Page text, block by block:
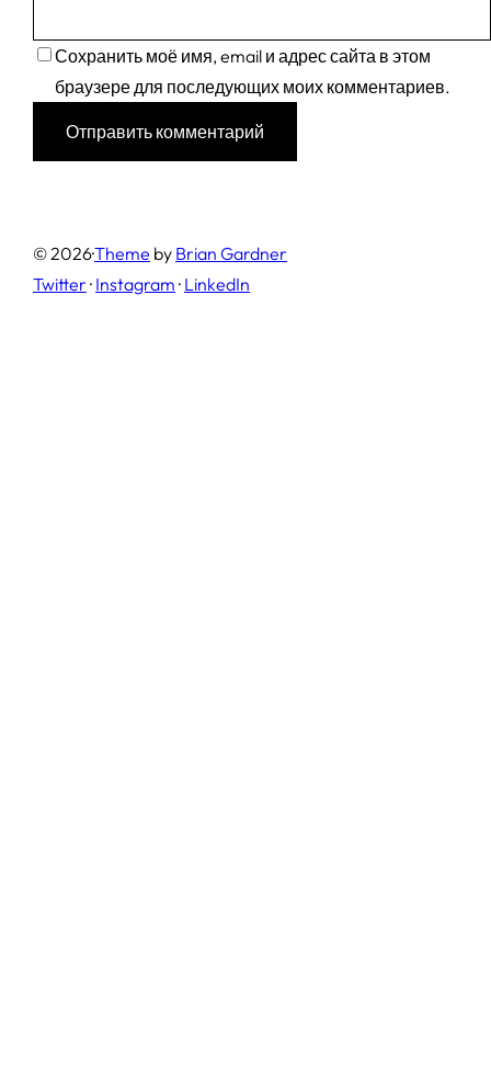
Сохранить моё имя, email и адрес сайта в этом
браузере для последующих моих комментариев.
© 2026·Theme by Brian Gardner
Twitter · Instagram · LinkedIn